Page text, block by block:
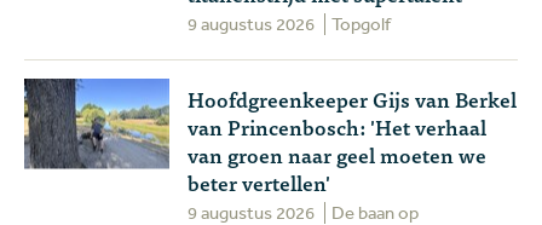
9 augustus 2026 Topgolf
Hoofdgreenkeeper Gijs van Berkel
van Princenbosch: 'Het verhaal
van groen naar geel moeten we
beter vertellen'
9 augustus 2026 De baan op